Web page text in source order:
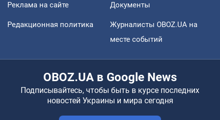
Реклама на сайте Документы
Редакционная политика
Журналисты OBOZ.UA на
месте событий
OBOZ.UA в Google News
Подписывайтесь, чтобы быть в курсе последних
новостей Украины и мира сегодня